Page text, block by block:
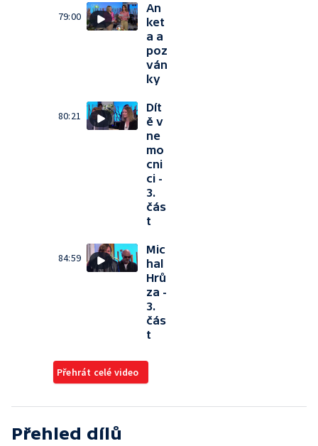
79:00
An
ket
a a
poz
ván
ky
80:21
Dít
ě v
ne
mo
cni
ci -
3.
čás
t
84:59
Mic
hal
Hrů
za -
3.
čás
t
Přehrát celé video
Přehled dílů